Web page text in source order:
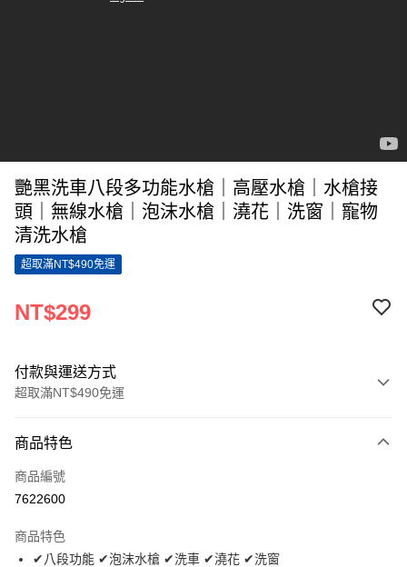
艷黑洗車八段多功能水槍｜高壓水槍｜水槍接
頭｜無線水槍｜泡沫水槍｜澆花｜洗窗｜寵物
清洗水槍
超取滿NT$490免運
NT$299
付款與運送方式
超取滿NT$490免運
信用卡一次付款
超商取貨付款
Apple Pay
商品特色
商品編號
7622600
商品特色
✔八段功能 ✔泡沫水槍 ✔洗車 ✔澆花 ✔洗窗